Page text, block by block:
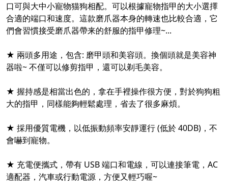
口可與大中小寵物猫狗相配。可以根據寵物指甲的大小選擇
合適的端口和速度。這款磨爪器本身的轉速也比較合適，它
們會習慣接受磨爪器帶来的舒服的指甲修理~...
★ 兩頭多用途，包含: 磨甲頭和美容頭。換個頭就是美容神
器啦~ 不僅可以修剪指甲，還可以剃毛美容。
★ 握持感是相當出色的，拿在手裡操作很方便，對於狗狗粗
大的指甲，同樣能夠輕鬆處理，省去了很多麻煩。
★ 採用優質電機，以低振動頻率安靜運行 (低於 40DB)，不
會嚇到寵物。
★ 充電便攜式，帶有 USB 端口和電線，可以連接筆電，AC
適配器，汽車或行動電源，方便又輕巧喔~